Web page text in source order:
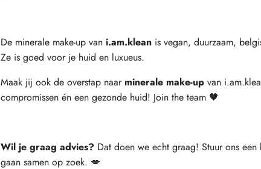
De minerale make-up van i.am.klean is vegan, duurzaam,
Ze is goed voor je huid en luxueus.
Maak jij ook de overstap naar minerale make-up van
compromissen én een gezonde huid! Join the team 🖤
Wil je graag advies? Dat doen we echt graag! Stuur ons
gaan samen op zoek. 💋